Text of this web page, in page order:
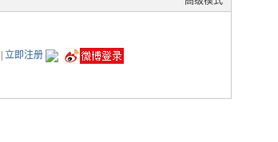
立即注册